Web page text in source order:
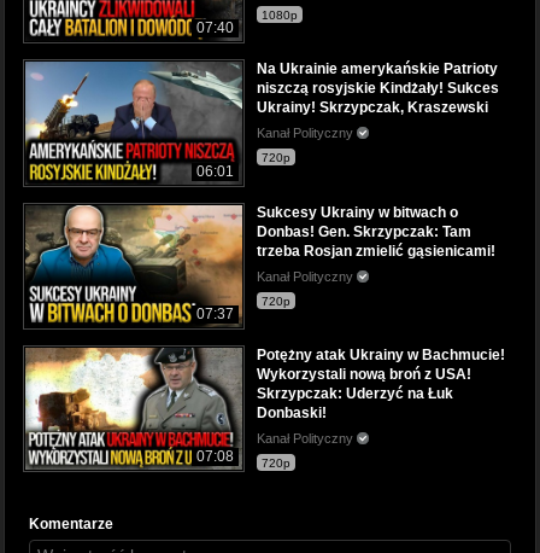
07:40
1080p
06:01
Na Ukrainie amerykańskie Patrioty
niszczą rosyjskie Kindżały! Sukces
Ukrainy! Skrzypczak, Kraszewski
Kanał Polityczny
720p
07:37
Sukcesy Ukrainy w bitwach o
Donbas! Gen. Skrzypczak: Tam
trzeba Rosjan zmielić gąsienicami!
Kanał Polityczny
720p
07:08
Potężny atak Ukrainy w Bachmucie!
Wykorzystali nową broń z USA!
Skrzypczak: Uderzyć na Łuk
Donbaski!
Kanał Polityczny
720p
Komentarze